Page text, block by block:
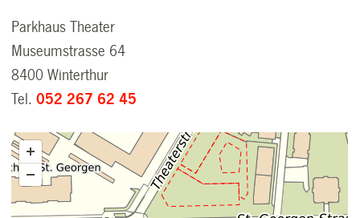
Parkhaus Theater
Museumstrasse 64
8400 Winterthur
Tel.052 267 62 45